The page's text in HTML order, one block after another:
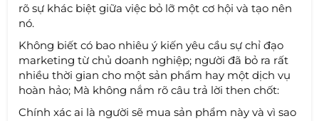
rõ sự khác biệt giữa việc bỏ lỡ một cơ hội và tạo nên
nó.
Không biết có bao nhiêu ý kiến yêu cầu sự chỉ đạo
marketing từ chủ doanh nghiệp; người đã bỏ ra rất
nhiều thời gian cho một sản phẩm hay một dịch vụ
hoàn hảo; Mà không nắm rõ câu trả lời then chốt:
Chính xác ai là người sẽ mua sản phẩm này và vì sao